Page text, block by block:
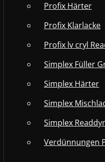
Profix Härter
Profix Klarlacke
Profix lv cryl
Simplex Füller
Simplex Härter
Simplex
Simplex
Verdünnungen